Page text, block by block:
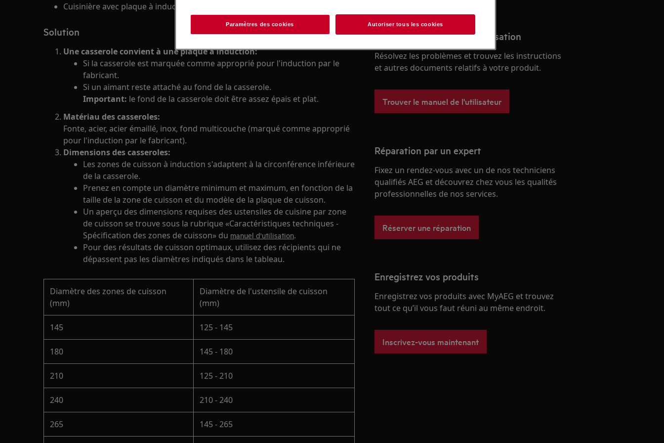
Cuisinière avec plaque à induction
Solution
Une casserole convient à une plaque à induction:
Si la casserole est marquée comme approprié pour l'induction par le
fabricant.
Si un aimant reste attaché au fond de la casserole.
Important: le fond de la casserole doit être assez épais et plat.
Matériau des casseroles:
Fonte, acier, acier émaillé, inox, fond multicouche (marqué comme approprié
pour l'induction par le fabricant).
Dimensions des casseroles:
Les zones de cuisson à induction s'adaptent à la circonférence inférieure
de la casserole.
Prenez en compte un diamètre minimum et maximum, en fonction de la
taille de la zone de cuisson et du modèle de la plaque de cuisson.
Un aperçu des dimensions requises des ustensiles de cuisine par zone
de cuisson se trouve sous la rubrique «Caractéristiques techniques -
Spécification des zones de cuisson» du manuel d'utilisation.
Pour des résultats de cuisson optimaux, utilisez des récipients qui ne
dépassent pas les diamètres indiqués dans le tableau.
Diamètre des zones de cuisson
(mm)
Diamètre de l'ustensile de cuisson
(mm)
145 125 - 145
180 145 - 180
210 125 - 210
240 210 - 240
265 145 - 265
Trouvez votre manuel d'utilisation
Résolvez les problèmes et trouvez les instructions
et autres documents relatifs à votre produit.
Trouver le manuel de l'utilisateur
Réparation par un expert
Fixez un rendez-vous avec un de nos techniciens
qualifiés AEG et découvrez chez vous les qualités
professionnelles de nos services.
Réserver une réparation
Enregistrez vos produits
Enregistrez vos produits avec MyAEG et trouvez
tout ce qu’il vous faut réuni au même endroit.
Inscrivez-vous maintenant
Paramètres des cookies Autoriser tous les cookies